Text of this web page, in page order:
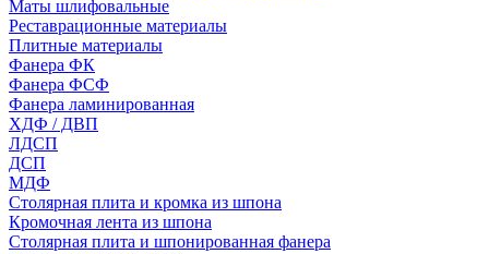
Маты шлифовальные
Реставрационные материалы
Плитные материалы
Фанера ФК
Фанера ФСФ
Фанера ламинированная
ХДФ / ДВП
ЛДСП
ДСП
МДФ
Столярная плита и кромка из шпона
Кромочная лента из шпона
Столярная плита и шпонированная фанера